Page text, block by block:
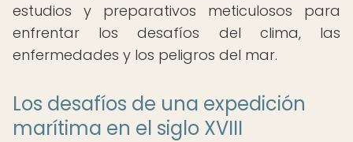
estudios y preparativos meticulosos para
enfrentar los desafíos del clima, las
enfermedades y los peligros del mar.
Los desafíos de una expedición
marítima en el siglo XVIII